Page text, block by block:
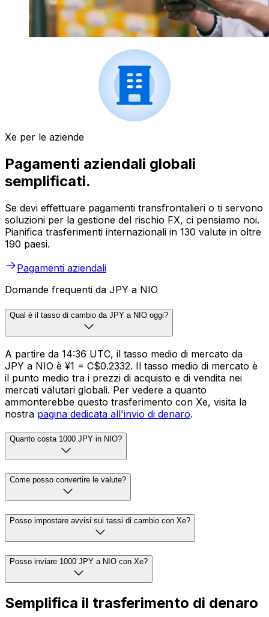
Xe per le aziende
Pagamenti aziendali globali
semplificati.
Se devi effettuare pagamenti transfrontalieri o ti servono
soluzioni per la gestione del rischio FX, ci pensiamo noi.
Pianifica trasferimenti internazionali in 130 valute in oltre
190 paesi.
Pagamenti aziendali
Domande frequenti da JPY a NIO
Qual è il tasso di cambio da JPY a NIO oggi?
A partire da 14:36 UTC, il tasso medio di mercato da
JPY a NIO è ¥1 = C$0.2332. Il tasso medio di mercato è
il punto medio tra i prezzi di acquisto e di vendita nei
mercati valutari globali. Per vedere a quanto
ammonterebbe questo trasferimento con Xe, visita la
nostra pagina dedicata all'invio di denaro.
Quanto costa 1000 JPY in NIO?
Come posso convertire le valute?
Posso impostare avvisi sui tassi di cambio con Xe?
Posso inviare 1000 JPY a NIO con Xe?
Semplifica il trasferimento di denaro